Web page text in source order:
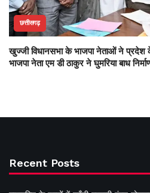
छत्तीसगढ़
खुज्जी विधानसभा के भाजपा नेताओं ने प्रदेश
भाजपा नेता एम डी ठाकुर ने घुमरिया बाध
Recent Posts